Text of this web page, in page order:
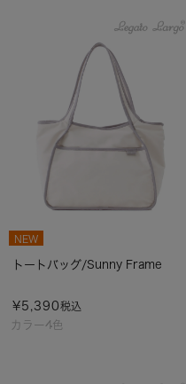
カラー4色
NEW
トートバッグ/Sunny Frame
¥5,390税込